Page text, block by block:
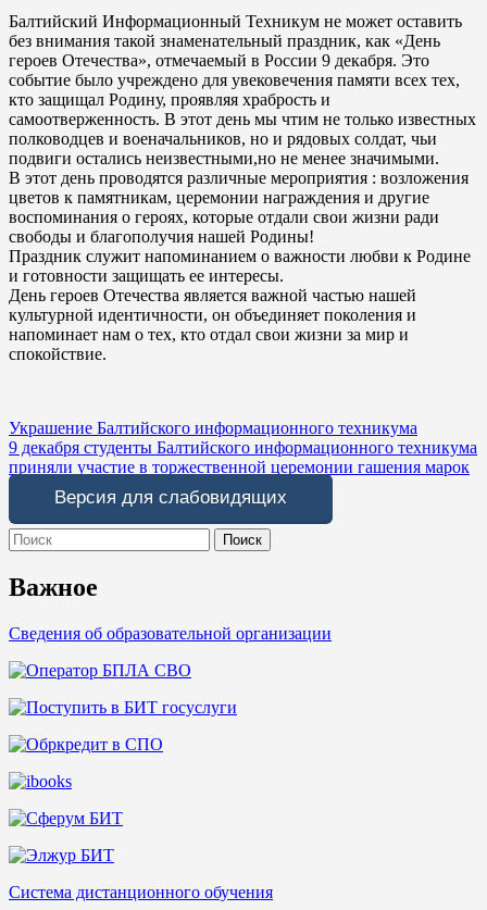
Балтийский Информационный Техникум не может оставить
без внимания такой знаменательный праздник, как «День
героев Отечества», отмечаемый в России 9 декабря. Это
событие было учреждено для увековечения памяти всех тех,
кто защищал Родину, проявляя храбрость и
самоотверженность. В этот день мы чтим не только известных
полководцев и военачальников, но и рядовых солдат, чьи
подвиги остались неизвестными,но не менее значимыми.
В этот день проводятся различные мероприятия : возложения
цветов к памятникам, церемонии награждения и другие
воспоминания о героях, которые отдали свои жизни ради
свободы и благополучия нашей Родины!
Праздник служит напоминанием о важности любви к Родине
и готовности защищать ее интересы.
День героев Отечества является важной частью нашей
культурной идентичности, он объединяет поколения и
напоминает нам о тех, кто отдал свои жизни за мир и
спокойствие.
Навигация
по
записям
Украшение Балтийского информационного техникума
9 декабря студенты Балтийского информационного техникума
приняли участие в торжественной церемонии гашения марок
Версия для слабовидящих
Search
for:
Важное
Сведения об образовательной организации
Система дистанционного обучения